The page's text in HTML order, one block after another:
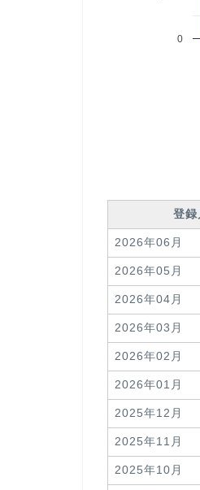
0
登録
2026年06月
2026年05月
2026年04月
2026年03月
2026年02月
2026年01月
2025年12月
2025年11月
2025年10月